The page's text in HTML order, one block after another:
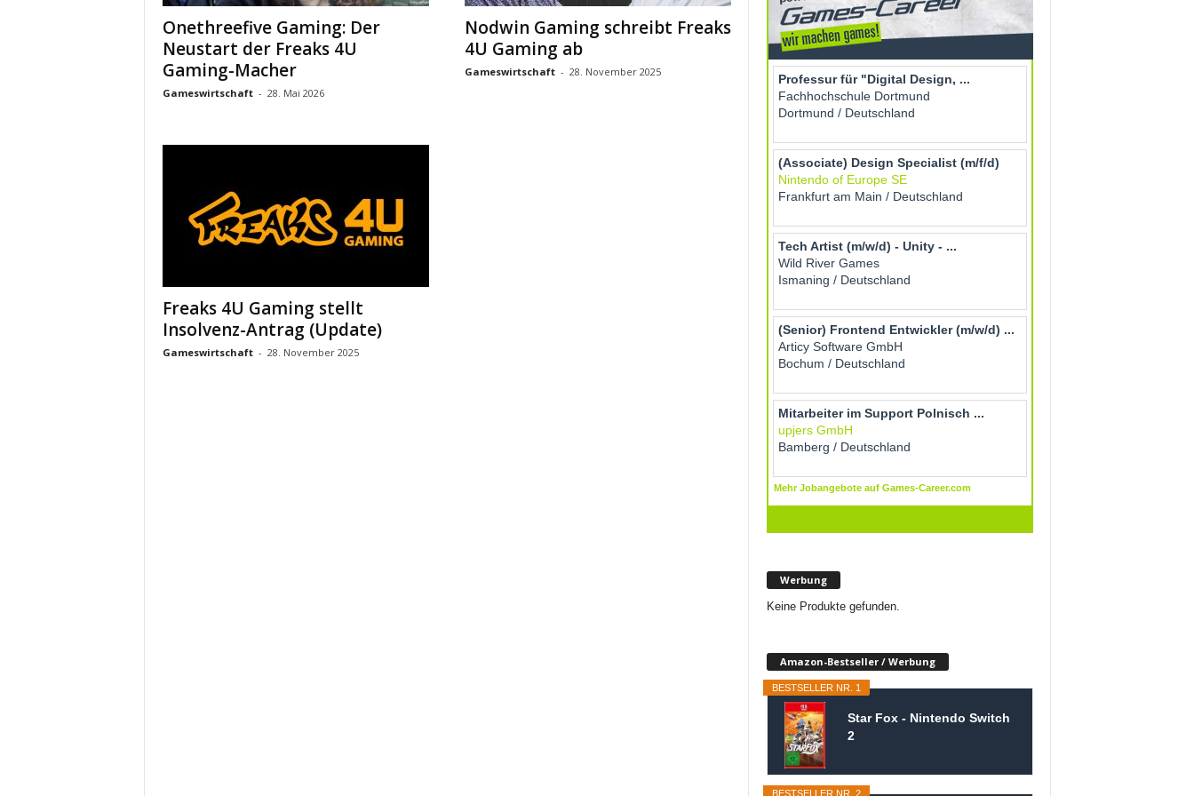
Onethreefive Gaming: Der
Neustart der Freaks 4U
Gaming-Macher
Gameswirtschaft - 28. Mai 2026
Nodwin Gaming schreibt Freaks
4U Gaming ab
Gameswirtschaft - 28. November 2025
Freaks 4U Gaming stellt
Insolvenz-Antrag (Update)
Gameswirtschaft - 28. November 2025
Werbung
Keine Produkte gefunden.
Amazon-Bestseller / Werbung
BESTSELLER NR. 1
Star Fox - Nintendo Switch
2
BESTSELLER NR. 2